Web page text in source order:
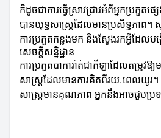
ក៏ដូចជាការធ្វើស្រាវជ្រាវអំពីអ្នកប្រកួត
បានយុទ្ធសាស្ត្រដែលមានប្រសិទ្ធភាព
ការប្រកួតកន្លងមក និងស្វែងរកអ្វីដែល
សេចក្តីសន្និដ្ឋាន
ការប្រកួតបាការ៉ាត់ជាកីឡាដែលតម្រូវឱ្
សាស្ត្រដែលមានការគិតពីរយៈពេលយូរ។
សាស្ត្រមានគុណភាព អ្នកនឹងអាចជួបប្រ